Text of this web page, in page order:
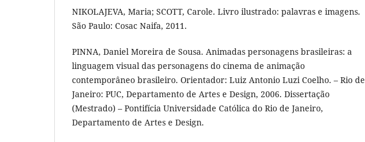
NIKOLAJEVA, Maria; SCOTT, Carole. Livro ilustrado: palavras e imagens.
São Paulo: Cosac Naifa, 2011.
PINNA, Daniel Moreira de Sousa. Animadas personagens brasileiras: a
linguagem visual das personagens do cinema de animação
contemporâneo brasileiro. Orientador: Luiz Antonio Luzi Coelho. – Rio de
Janeiro: PUC, Departamento de Artes e Design, 2006. Dissertação
(Mestrado) – Pontifícia Universidade Católica do Rio de Janeiro,
Departamento de Artes e Design.